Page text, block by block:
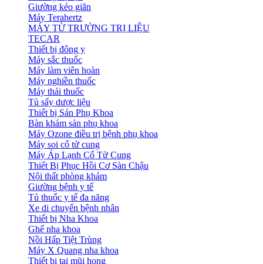
Giường kéo giãn
Máy Terahertz
MÁY TỪ TRƯỜNG TRỊ LIỆU
TECAR
Thiết bị đông y
Máy sắc thuốc
Máy làm viên hoàn
Máy nghiền thuốc
Máy thái thuốc
Tủ sấy dược liệu
Thiết bị Sản Phụ Khoa
Bàn khám sản phụ khoa
Máy Ozone điều trị bệnh phụ khoa
Máy soi cổ tử cung
Máy Áp Lạnh Cổ Tử Cung
Thiết Bị Phục Hồi Cơ Sàn Chậu
Nội thất phòng khám
Giường bệnh y tế
Tủ thuốc y tế đa năng
Xe di chuyển bệnh nhân
Thiết bị Nha Khoa
Ghế nha khoa
Nồi Hấp Tiệt Trùng
Máy X Quang nha khoa
Thiết bị tai mũi họng